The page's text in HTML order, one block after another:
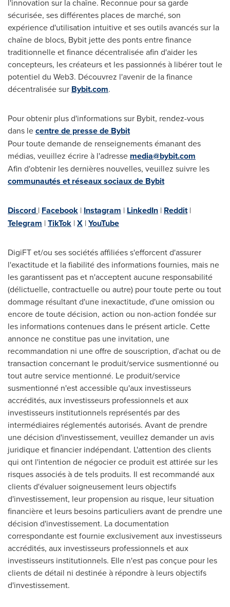
l'innovation sur la chaîne. Reconnue pour sa garde
sécurisée, ses différentes places de marché, son
expérience d'utilisation intuitive et ses outils avancés sur la
chaîne de blocs, Bybit jette des ponts entre finance
traditionnelle et finance décentralisée afin d'aider les
concepteurs, les créateurs et les passionnés à libérer tout le
potentiel du Web3. Découvrez l'avenir de la finance
décentralisée sur Bybit.com.
Pour obtenir plus d'informations sur Bybit, rendez-vous
dans lecentre de presse de Bybit
Pour toute demande de renseignements émanant des
médias, veuillez écrire à l'adresse media@bybit.com
Afin d'obtenir les dernières nouvelles, veuillez suivre les
communautés et réseaux sociaux de Bybit
Discord | Facebook | Instagram | LinkedIn | Reddit|
Telegram |TikTok |X |YouTube
DigiFT et/ou ses sociétés affiliées s'efforcent d'assurer
l'exactitude et la fiabilité des informations fournies, mais ne
les garantissent pas et n'acceptent aucune responsabilité
(délictuelle, contractuelle ou autre) pour toute perte ou tout
dommage résultant d'une inexactitude, d'une omission ou
encore de toute décision, action ou non-action fondée sur
les informations contenues dans le présent article. Cette
annonce ne constitue pas une invitation, une
recommandation ni une offre de souscription, d'achat ou de
transaction concernant le produit/service susmentionné ou
tout autre service mentionné. Le produit/service
susmentionné n'est accessible qu'aux investisseurs
accrédités, aux investisseurs professionnels et aux
investisseurs institutionnels représentés par des
intermédiaires réglementés autorisés. Avant de prendre
une décision d'investissement, veuillez demander un avis
juridique et financier indépendant. L'attention des clients
qui ont l'intention de négocier ce produit est attirée sur les
risques associés à de tels produits. Il est recommandé aux
clients d'évaluer soigneusement leurs objectifs
d'investissement, leur propension au risque, leur situation
financière et leurs besoins particuliers avant de prendre une
décision d'investissement. La documentation
correspondante est fournie exclusivement aux investisseurs
accrédités, aux investisseurs professionnels et aux
investisseurs institutionnels. Elle n'est pas conçue pour les
clients de détail ni destinée à répondre à leurs objectifs
d'investissement.